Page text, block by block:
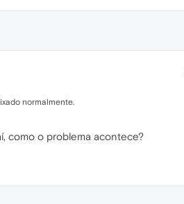
normalmente.
como o problema acontece?